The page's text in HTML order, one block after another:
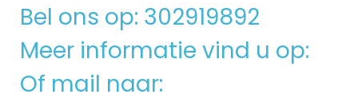
Bel ons op: 302919892
Meer informatie vind u op:
Of mail naar: